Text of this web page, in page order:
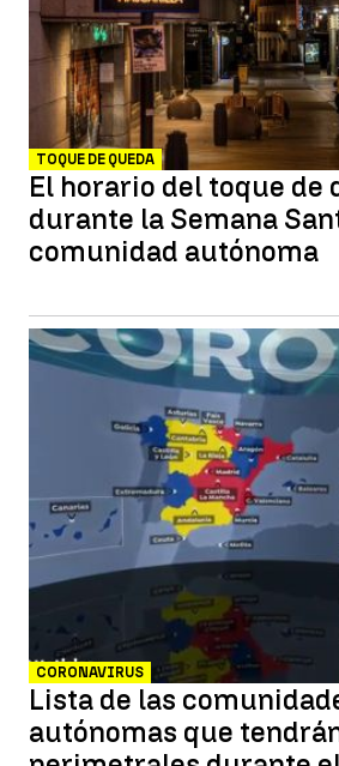
TOQUE DE QUEDA
El horario del toque de
durante la Semana
comunidad autónoma
CORONAVIRUS
Lista de las
autónomas que